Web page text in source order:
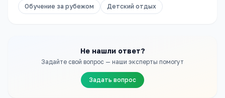
Обучение за рубежом
Детский отдых
Не нашли ответ?
Задайте свой вопрос — наши эксперты помогут
Задать вопрос